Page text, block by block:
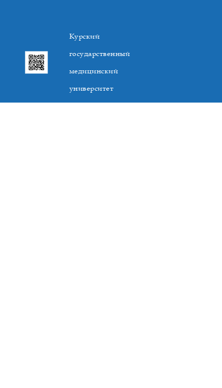
Курский
государственный
медицинский
университет